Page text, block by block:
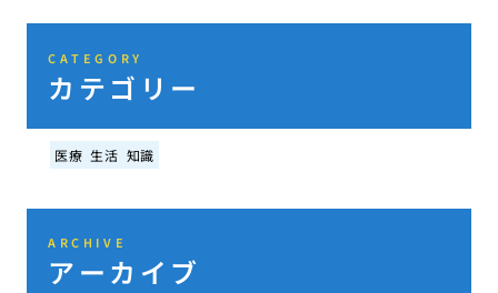
CATEGORY
カテゴリー
医療 生活 知識
ARCHIVE
アーカイブ